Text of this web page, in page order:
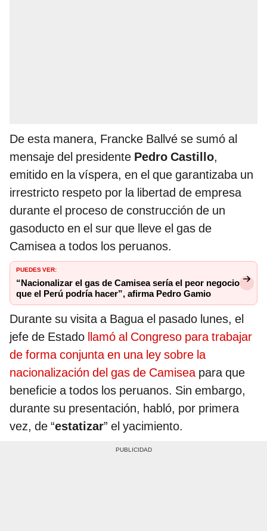
De esta manera, Francke Ballvé se sumó al
mensaje del presidente Pedro Castillo,
emitido en la víspera, en el que garantizaba un
irrestricto respeto por la libertad de empresa
durante el proceso de construcción de un
gasoducto en el sur que lleve el gas de
Camisea a todos los peruanos.
PUEDES VER:
“Nacionalizar el gas de Camisea sería el peor negocio
que el Perú podría hacer”, afirma Pedro Gamio
Durante su visita a Bagua el pasado lunes, el
jefe de Estado llamó al Congreso para trabajar
de forma conjunta en una ley sobre la
nacionalización del gas de Camiseapara que
beneficie a todos los peruanos. Sin embargo,
durante su presentación, habló, por primera
vez, de “estatizar” el yacimiento.